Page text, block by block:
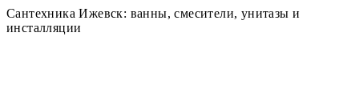
Сантехника Ижевск: ванны, смесители, унитазы и
инсталляции